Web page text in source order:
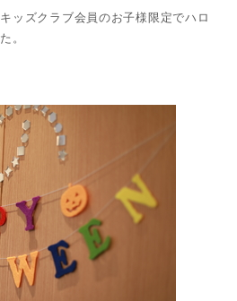
ッズクラブ会員のお子様限定でハロ
。